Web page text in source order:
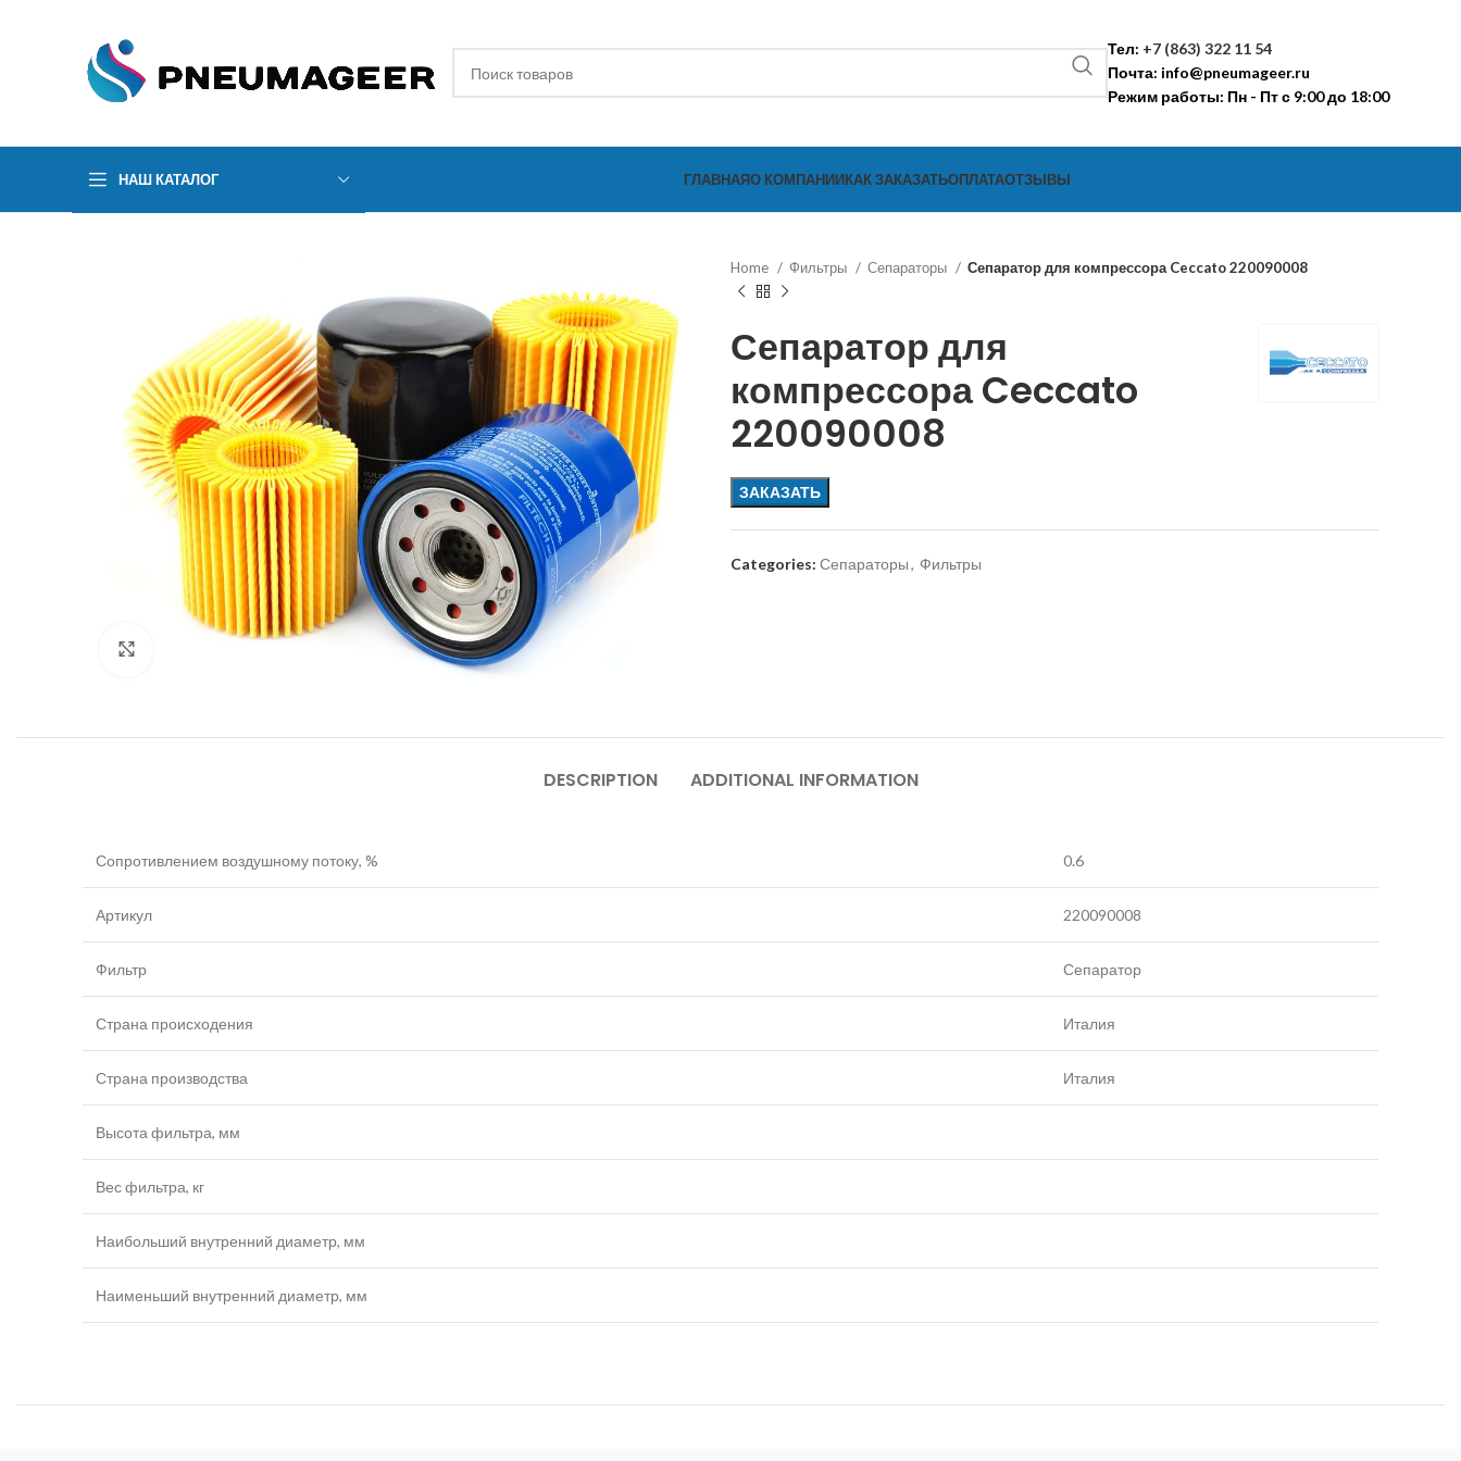
Тел: +7 (863) 322 11 54
Почта: info@pneumageer.ru
Режим работы: Пн - Пт с 9:00 до 18:00
НАШ КАТАЛОГ ГЛАВНАЯО КОМПАНИИКАК ЗАКАЗАТЬОПЛАТАОТЗЫВЫ
Home Фильтры Сепараторы Сепаратор для компрессора Ceccato 220090008
Сепаратор для
компрессора Ceccato
220090008
ЗАКАЗАТЬ
Categories: Сепараторы, Фильтры
DESCRIPTION ADDITIONAL INFORMATION
Сопротивлением воздушному потоку, % 0.6
Артикул 220090008
Фильтр Сепаратор
Страна происходения Италия
Страна производства Италия
Высота фильтра, мм
Вес фильтра, кг
Наибольший внутренний диаметр, мм
Наименьший внутренний диаметр, мм